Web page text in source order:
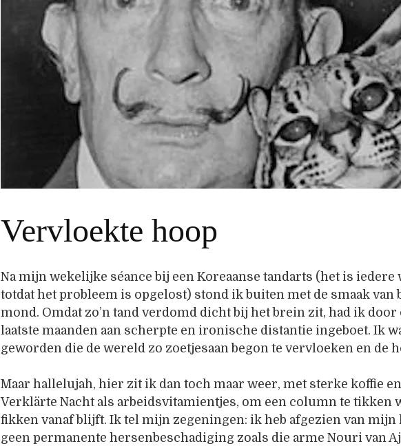
Vervloekte hoop
Na mijn wekelijke séance bij een Koreaanse tandarts (het is iedere
totdat het probleem is opgelost) stond ik buiten met de smaak van
mond. Omdat zo’n tand verdomd dicht bij het brein zit, had ik
laatste maanden aan scherpte en ironische distantie ingeboet. Ik
geworden die de wereld zo zoetjesaan begon te vervloeken en de
Maar hallelujah, hier zit ik dan toch maar weer, met sterke koffie
Verklärte Nacht als arbeidsvitamientjes, om een column te tikken
fikken vanaf blijft. Ik tel mijn zegeningen: ik heb afgezien van mijn
geen permanente hersenbeschadiging zoals die arme Nouri van